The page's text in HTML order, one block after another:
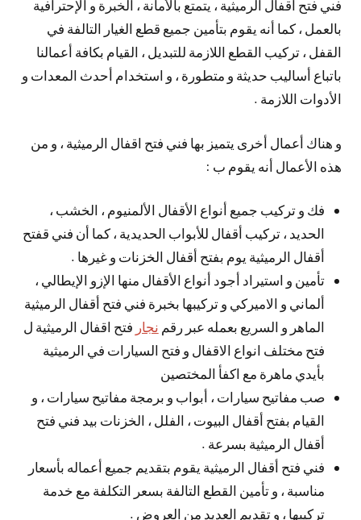
فني فتح أقفال الرميثية ، يتمتع بالأمانة ، الخبرة و الإحترافية
بالعمل ، كما أنه يقوم بتأمين جميع قطع الغيار التالفة في
القفل ، تركيب القطع اللازمة للتبديل ، القيام بكافة أعمالنا
باتباع أساليب حديثة و متطورة ، و استخدام أحدث المعدات و
الأدوات اللازمة .
و هناك أعمال أخرى يتميز بها فني فتح اقفال الرميثية ، و من
هذه الأعمال أنه يقوم ب :
فك و تركيب جميع أنواع الأقفال الألمنيوم ، الخشب ،
الحديد ، تركيب أقفال للأبواب الحديدية ، كما أن فني قفتح
أقفال الرميثية يوم بفتح أقفال الخزنات و غيرها .
تأمين و استيراد أجود أنواع الأقفال منها الإزو الإيطالي ،
ألماني و الاميركي و تركيبها بخبرة فني فتح أقفال الرميثية
الماهر و السريع بعمله عبر رقم نجار فتح اقفال الرميثية ل
فتح مختلف انواع الاقفال و فتح السيارات في الرميثية
بأيدي ماهرة مع اكفأ المختصين
صب مفاتيح سيارات ، أبواب و برمجة مفاتيح سيارات ، و
القيام بفتح أقفال البيوت ، الفلل ، الخزنات بيد فني فتح
أقفال الرميثية بسرعة .
فني فتح أقفال الرميثية يقوم بتقديم جميع أعماله بأسعار
مناسبة ، و تأمين القطع التالفة بسعر التكلفة مع خدمة
تركيبها ، و تقديم العديد من العروض .